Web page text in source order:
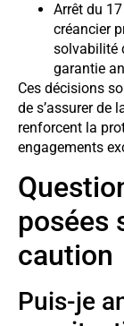
Arrêt du
créancier
solvabilité
garantie
Ces décisions
de s’assurer de
renforcent la
engagements
posées
caution
Puis-je